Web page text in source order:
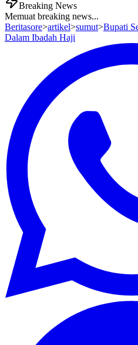
Breaking News
Memuat breaking news...
Beritasore>artikel>sumut>Bupati
Dalam Ibadah Haji